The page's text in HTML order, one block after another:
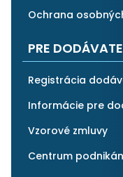
Ochrana
PRE
Registrácia
Informácie pre
Vzorové zmluvy
Centrum